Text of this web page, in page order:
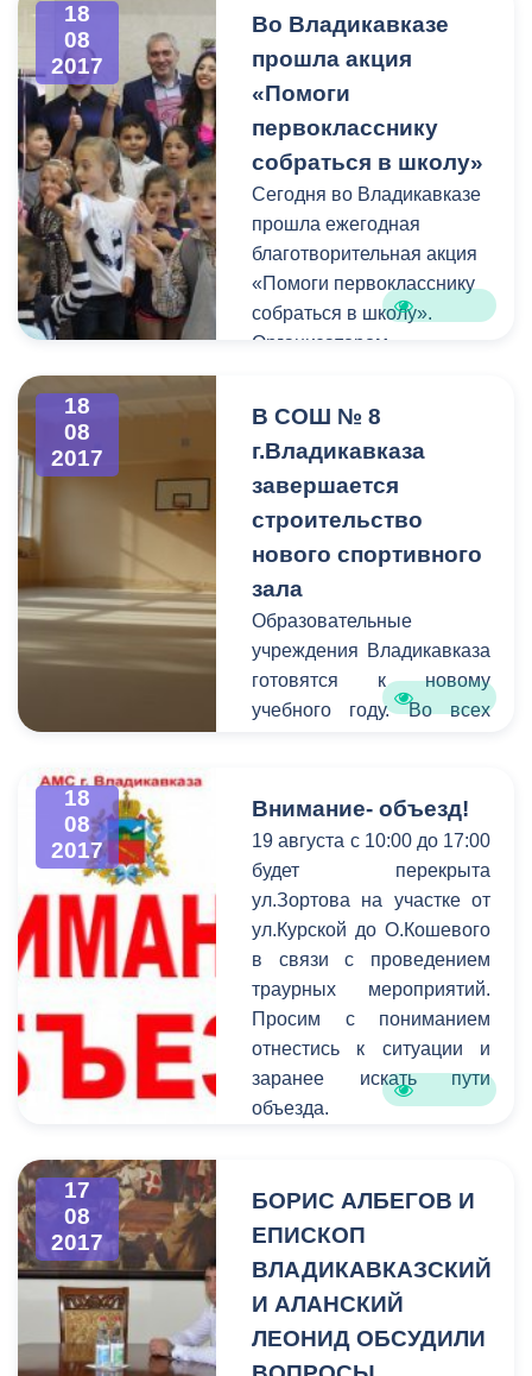
выехали на аварийные
места и устранили,
указанные в
обращениях,нарушения
работы систем ЖКХ.
Напомним, связаться с
операторами службы
жители Владикавказа
могут по номеру 53-19-19.
За справочной
информацией обратились
464 человека.
18
08
2017
Во Владикавказе
прошла акция
«Помоги
первокласснику
собраться в школу»
Сегодня во Владикавказе
прошла ежегодная
благотворительная акция
«Помоги первокласснику
собраться в школу».
Организатором
г.Владикавказа под
руководством префекта
Казбека Алагова.
18
08
2017
В СОШ № 8
г.Владикавказа
завершается
строительство
нового спортивного
зала
Образовательные
учреждения Владикавказа
готовятся к новому
учебного году. Во всех
работы - ремонт кровель,
замена окон, обновление
систем отопления, замена
сантехники, капитальный,
либо частичный ремонт
в порядок фасадов
зданий, внутренние
18
08
2017
Внимание- объезд!
19 августа с 10:00 до 17:00
будет перекрыта
ул.Зортова на участке от
ул.Курской до О.Кошевого
в связи с проведением
траурных мероприятий.
Просим с пониманием
отнестись к ситуации и
заранее искать пути
объезда.
17
08
2017
БОРИС АЛБЕГОВ И
ЕПИСКОП
ВЛАДИКАВКАЗСКИЙ
И АЛАНСКИЙ
ЛЕОНИД ОБСУДИЛИ